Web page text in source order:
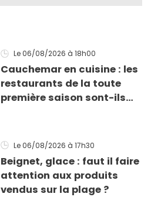
Le 06/08/2026 à 18h00
Cauchemar en cuisine : les
restaurants de la toute
première saison sont-ils
Le 06/08/2026 à 17h30
Beignet, glace : faut il faire
attention aux produits
vendus sur la plage ?